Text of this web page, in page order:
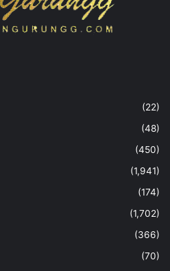
(22)
(48)
(450)
(1,941)
(174)
(1,702)
(366)
(70)